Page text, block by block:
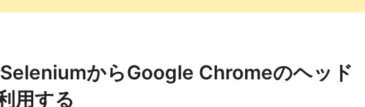
からGoogle Chromeのヘッド
用する